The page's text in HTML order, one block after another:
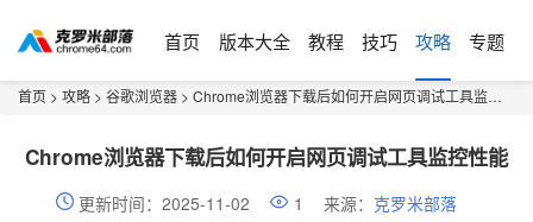
首页 版本大全 教程 技巧 攻略 专题
首页 > 攻略 > 谷歌浏览器 > Chrome浏览器下载后如何开启网页调试工具监控性能
Chrome浏览器下载后如何开启网页调试工具监控性能
更新时间：2025-11-02 1 来源： 克罗米部落